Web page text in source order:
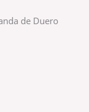
de Duero